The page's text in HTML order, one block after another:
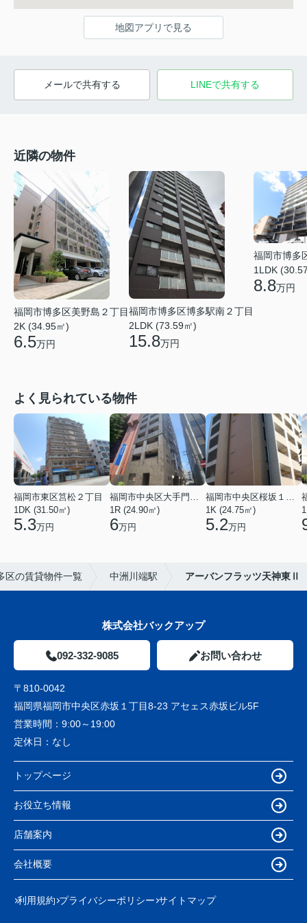
地図アプリで見る
メールで共有する LINEで共有する
近隣の物件
福岡市博多区美野島２丁目
2K (34.95㎡)
6.5万円
福岡市博多区博多駅南２丁目
2LDK (73.59㎡)
15.8万円
福岡市博多
1LDK
8.8万円
よく見られている物件
福岡市東区筥松２丁目
1DK (31.50㎡)
5.3万円
1R (24.90㎡)
6万円
1K (24.75㎡)
5.2万円
区の賃貸物件一覧 中洲川端駅 アーバンフラッツ天神東Ⅱ
株式会社バックアップ
092-332-9085 お問い合わせ
〒810-0042
福岡県福岡市中央区赤坂１丁目8-23 アセェス赤坂ビル5F
営業時間： 9:00～19:00
定休日： なし
トップページ
お役立ち情報
店舗案内
会社概要
利用規約 プライバシーポリシー サイトマップ